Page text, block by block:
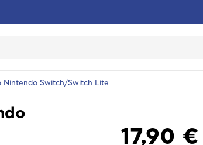
Nintendo Switch/Switch Lite
17,90 €